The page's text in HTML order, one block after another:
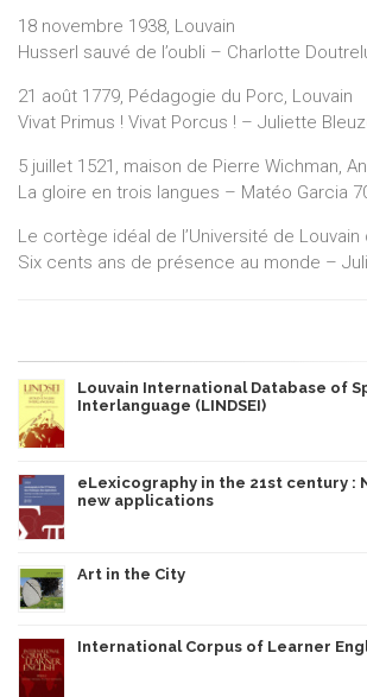
18 novembre 1938, Louvain
Husserl sauvé de l’oubli – Charlotte
21 août 1779, Pédagogie du Porc, Louvain
Vivat Primus ! Vivat Porcus ! – Juliette
5 juillet 1521, maison de Pierre Wichman,
La gloire en trois langues – Matéo Garcia
Le cortège idéal de l’Université de Louvain
Six cents ans de présence au monde –
Louvain International Database of
Interlanguage (LINDSEI)
eLexicography in the 21st century :
new applications
Art in the City
International Corpus of Learner